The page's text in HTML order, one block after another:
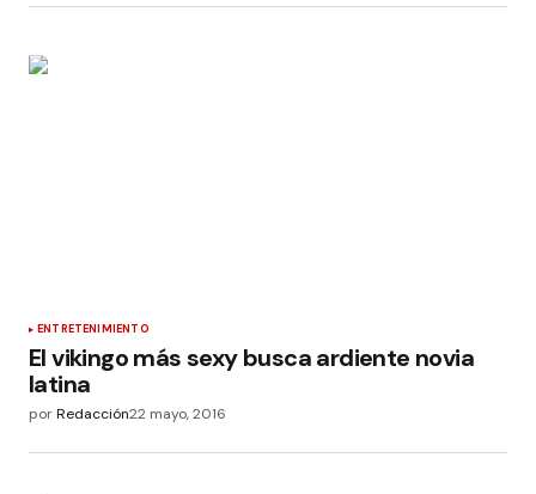
ENTRETENIMIENTO
El vikingo más sexy busca ardiente novia
latina
porRedacción22 mayo, 2016